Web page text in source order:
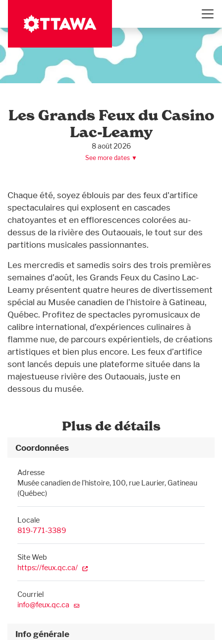
contenu
Les Grands Feux du Casino
Lac-Leamy
8 août 2026
See more dates ▼
Chaque été, soyez éblouis par des feux d'artifice
spectaculaires qui explosent en cascades
chatoyantes et en efflorescences colorées au-
dessus de la rivière des Outaouais, le tout sur des
partitions musicales passionnantes.
Les mercredis et samedis soirs des trois premières
semaines d’août, les Grands Feux du Casino Lac-
Leamy présentent quatre heures de divertissement
spécial au Musée canadien de l’histoire à Gatineau,
Québec. Profitez de spectacles pyromusicaux de
calibre international, d’expériences culinaires à
flamme nue, de parcours expérientiels, de créations
artistiques et bien plus encore. Les feux d’artifice
sont lancés depuis une plateforme située dans la
majestueuse rivière des Outaouais, juste en
dessous du musée.
Plus de détails
Coordonnées
Adresse
Musée canadien de l'histoire, 100, rue Laurier, Gatineau
(Québec)
Locale
819-771-3389
Site Web
https://feux.qc.ca/
Courriel
info@feux.qc.ca
Info générale